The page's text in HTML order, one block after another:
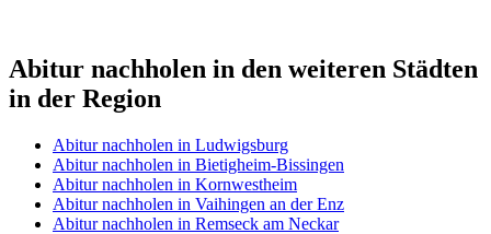
Abitur nachholen in den weiteren Städten
in der Region
Abitur nachholen in Ludwigsburg
Abitur nachholen in Bietigheim-Bissingen
Abitur nachholen in Kornwestheim
Abitur nachholen in Vaihingen an der Enz
Abitur nachholen in Remseck am Neckar